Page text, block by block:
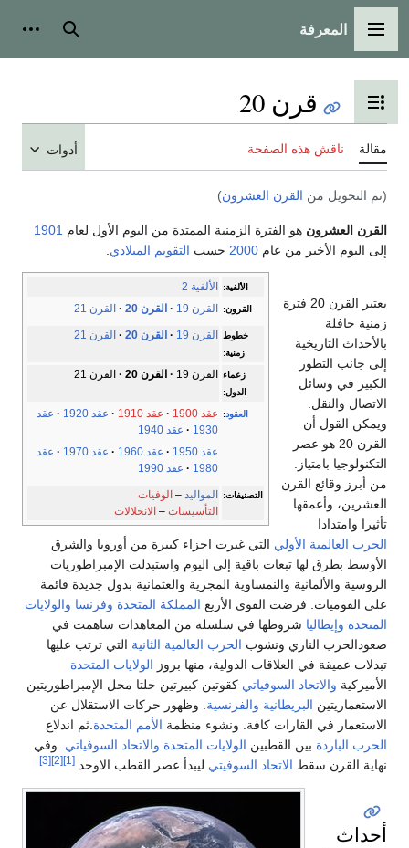
القائمة الرئيسية
المعرفة بحث
تبديل عرض جدول المحتويات
قرن 20
مقالة ناقش هذه الصفحة أدوات
(تم التحويل من القرن العشرون)
القرن العشرون هو الفترة الزمنية الممتدة من اليوم الأول لعام 1901
إلى اليوم الأخير من عام 2000 حسب التقويم الميلادي
الألفية: الألفية 2
القرون: القرن 19 القرن 20 القرن 21
خطوط
زمنية:
القرن 19 القرن 20 القرن 21
زعماء
الدول:
القرن 19 القرن 20 القرن 21
العقود: عقد 1900 عقد 1910 عقد 1920
عقد
1930
عقد 1940
عقد 1950
عقد 1960 عقد 1970
عقد
1980
عقد 1990
التصنيفات: المواليد – الوفيات
التأسيسات – الانحلالات
يعتبر القرن 20 فترة
زمنية حافلة
بالأحداث التاريخية
إلى جانب التطور
الكبير في وسائل
الاتصال والنقل.
ويمكن القول أن
القرن 20 هو عصر
التكنولوجيا بامتياز.
من أبرز وقائع القرن
العشرين، وأعمقها
تأثيرا وامتدادا
الحرب العالمية الأولي التي غيرت اجزاء كبيرة من أوروبا والشرق
الأوسط بطرق لها تبعات باقية إلى اليوم واستبدلت الإمبراطوريات
الروسية والألمانية والنمساوية المجرية والعثمانية بدول جديدة قائمة
على القوميات. فرضت القوى الأربع المملكة المتحدة وفرنسا والولايات
المتحدة وإيطاليا شروطها في سلسلة من المعاهدات ساهمت في
صعودالحزب النازي ونشوب الحرب العالمية الثانية التي ترتب عليها
تبدلات عميقة في العلاقات الدولية، منها بروز الولايات المتحدة
الأميركية والاتحاد السوفياتي كقوتين كبيرتين حلتا محل الإمبراطوريتين
الاستعماريتين البريطانية والفرنسية . وظهور حركات الاستقلال عن
الاستعمار في القارات كافة. ونشوء منظمة الأمم المتحدة .ثم اندلاع
الحرب الباردة بين القطبين الولايات المتحدة والاتحاد السوفياتي . وفي
نهاية القرن سقط الاتحاد السوفيتي ليبدأ عصر القطب الاوحد [1]
[2]
[3]
أحداث